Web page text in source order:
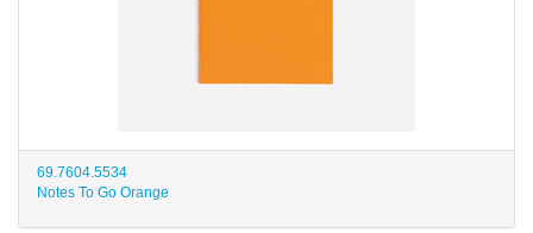
69.7604.5534
Notes To Go Orange